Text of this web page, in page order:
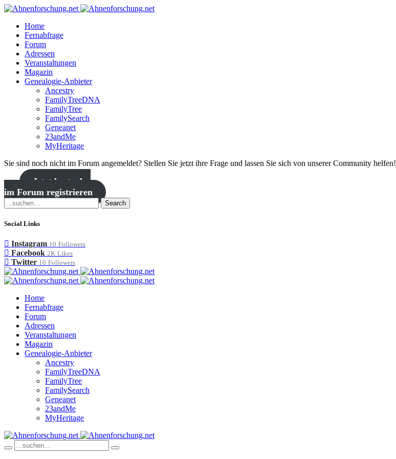
Home
Fernabfrage
Forum
Adressen
Veranstaltungen
Magazin
Genealogie-Anbieter
Ancestry
FamilyTreeDNA
FamilyTree
FamilySearch
Geneanet
23andMe
MyHeritage
Sie sind noch nicht im Forum angemeldet? Stellen Sie jetzt ihre Frage und lassen Sie sich von unserer Community helfen!
Jetzt kostenlos
im Forum registrieren
Search
Social Links
Instagram 10 Followers
Facebook 2K Likes
Twitter 10 Followers
Home
Fernabfrage
Forum
Adressen
Veranstaltungen
Magazin
Genealogie-Anbieter
Ancestry
FamilyTreeDNA
FamilyTree
FamilySearch
Geneanet
23andMe
MyHeritage